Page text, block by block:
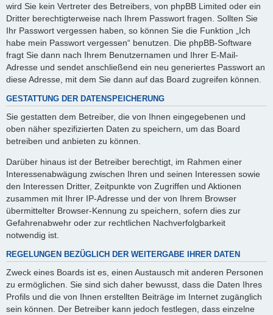
wird Sie kein Vertreter des Betreibers, von phpBB Limited oder ein
Dritter berechtigterweise nach Ihrem Passwort fragen. Sollten Sie
Ihr Passwort vergessen haben, so können Sie die Funktion „Ich
habe mein Passwort vergessen“ benutzen. Die phpBB-Software
fragt Sie dann nach Ihrem Benutzernamen und Ihrer E-Mail-
Adresse und sendet anschließend ein neu generiertes Passwort an
diese Adresse, mit dem Sie dann auf das Board zugreifen können.
GESTATTUNG DER DATENSPEICHERUNG
Sie gestatten dem Betreiber, die von Ihnen eingegebenen und
oben näher spezifizierten Daten zu speichern, um das Board
betreiben und anbieten zu können.
Darüber hinaus ist der Betreiber berechtigt, im Rahmen einer
Interessenabwägung zwischen Ihren und seinen Interessen sowie
den Interessen Dritter, Zeitpunkte von Zugriffen und Aktionen
zusammen mit Ihrer IP-Adresse und der von Ihrem Browser
übermittelter Browser-Kennung zu speichern, sofern dies zur
Gefahrenabwehr oder zur rechtlichen Nachverfolgbarkeit
notwendig ist.
REGELUNGEN BEZÜGLICH DER WEITERGABE IHRER DATEN
Zweck eines Boards ist es, einen Austausch mit anderen Personen
zu ermöglichen. Sie sind sich daher bewusst, dass die Daten Ihres
Profils und die von Ihnen erstellten Beiträge im Internet zugänglich
sein können. Der Betreiber kann jedoch festlegen, dass einzelne